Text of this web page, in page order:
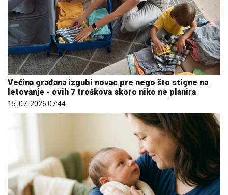
Većina građana izgubi novac pre nego što stigne na
letovanje - ovih 7 troškova skoro niko ne planira
15. 07. 2026 07:44